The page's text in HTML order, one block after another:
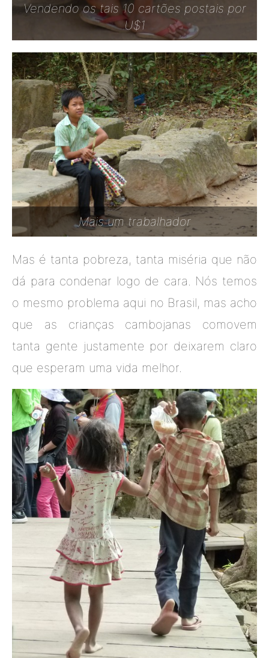
Vendendo os tais 10 cartões postais por
U$1
Mais um trabalhador
Mas é tanta pobreza, tanta miséria que não
dá para condenar logo de cara. Nós temos
o mesmo problema aqui no Brasil, mas acho
que as crianças cambojanas comovem
tanta gente justamente por deixarem claro
que esperam uma vida melhor.